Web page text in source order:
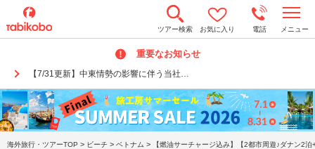
ツアー検索 お気に入り 電話 メニュー
重要なお知らせ
【7/31更新】中東情勢の影響に伴う当社…
o
n
a
v
i
g
a
海外旅行・ツアーTOP > ビーチ > ベトナム > 【燃油サーチャージ込み】【2都市周遊♪ダナン2